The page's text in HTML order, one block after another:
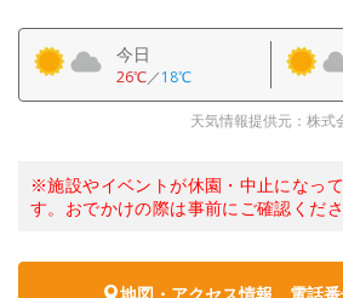
今日
26℃／18℃
天気情報提供元：株式
※施設やイベントが休園・中止になっ
す。おでかけの際は事前にご確認くださ